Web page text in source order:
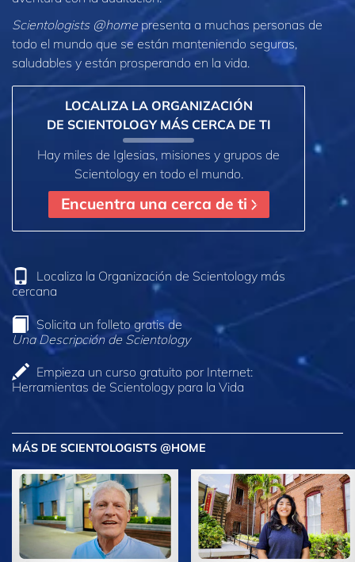
Scientologists @homepresenta a muchas personas de
todo el mundo que se están manteniendo seguras,
saludables y están prosperando en la vida.
LOCALIZA LA ORGANIZACIÓN
DE SCIENTOLOGY MÁS CERCA DE TI
Hay miles de Iglesias, misiones y grupos de
Scientology en todo el mundo.
Encuentra una cerca de ti
Localiza la Organización de Scientology más
cercana
Solicita un folleto gratis de
Una Descripción de Scientology
Empieza un curso gratuito por Internet:
Herramientas de Scientology para la Vida
MÁS DE SCIENTOLOGISTS @HOME